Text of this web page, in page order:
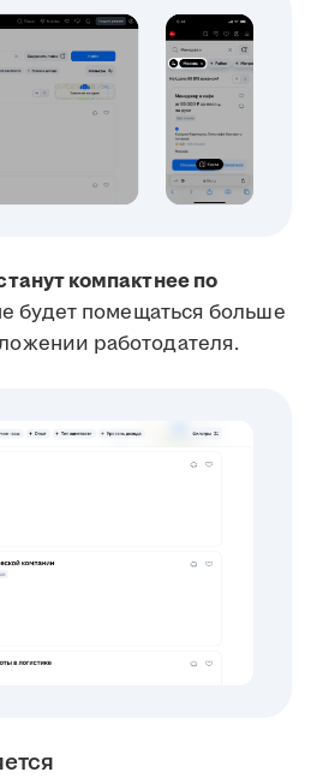
компактнее по
будет помещаться больше
работодателя.